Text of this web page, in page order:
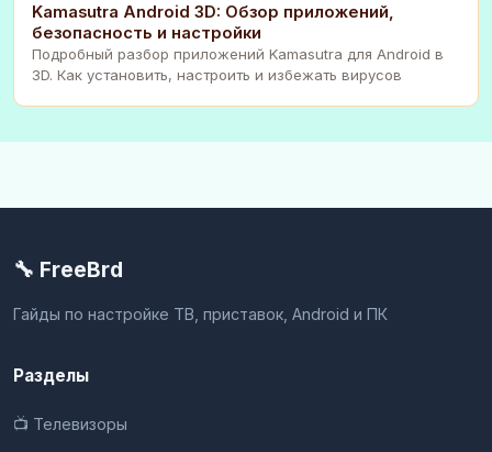
Kamasutra Android 3D: Обзор приложений,
безопасность и настройки
Подробный разбор приложений Kamasutra для Android в
3D. Как установить, настроить и избежать вирусов
🔧 FreeBrd
Гайды по настройке ТВ, приставок, Android и ПК
Разделы
📺 Телевизоры